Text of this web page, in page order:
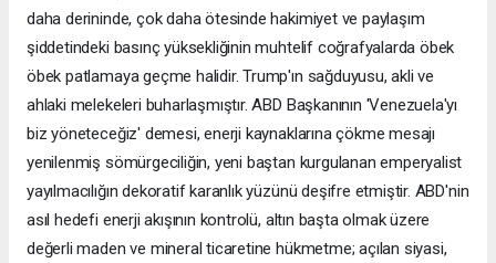
daha derininde, çok daha ötesinde hakimiyet ve paylaşım
şiddetindeki basınç yüksekliğinin muhtelif coğrafyalarda öbek
öbek patlamaya geçme halidir. Trump'ın sağduyusu, akli ve
ahlaki melekeleri buharlaşmıştır. ABD Başkanının 'Venezuela'yı
biz yöneteceğiz' demesi, enerji kaynaklarına çökme mesajı
yenilenmiş sömürgeciliğin, yeni baştan kurgulanan emperyalist
yayılmacılığın dekoratif karanlık yüzünü deşifre etmiştir. ABD'nin
asıl hedefi enerji akışının kontrolü, altın başta olmak üzere
değerli maden ve mineral ticaretine hükmetme; açılan siyasi,